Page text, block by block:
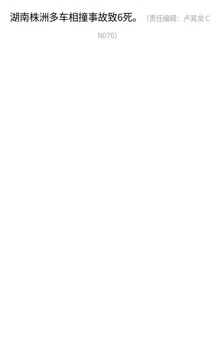
湖南株洲多车相撞事故致6死。
（责任编辑：卢其龙 C
N070）